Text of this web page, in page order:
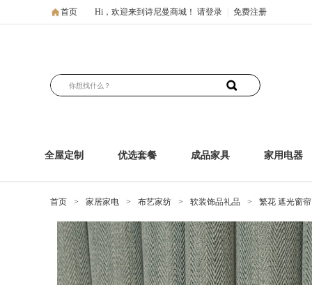
首页 Hi，欢迎来到诗尼曼商城！ 请登录 免费注册
全屋定制 优选套餐 成品家具 家用电器
首页 > 家居家电 > 布艺家纺 > 软装饰品礼品 > 繁花 遮光窗帘